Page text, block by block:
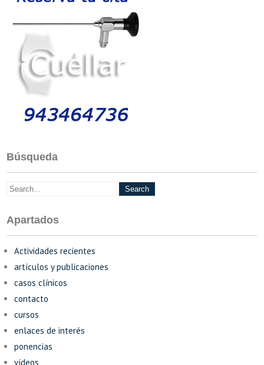
Búsqueda
Apartados
Actividades recientes
artículos y publicaciones
casos clínicos
contacto
cursos
enlaces de interés
ponencias
vídeos